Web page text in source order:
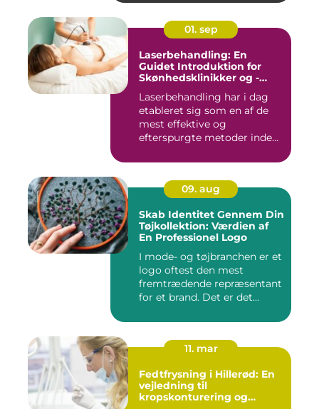
01. sep
Laserbehandling: En
Guidet Introduktion for
Skønhedsklinikker og -
Laserbehandling har i dag
etableret sig som en af de
mest effektive og
efterspurgte metoder inden
09. aug
Skab Identitet Gennem Din
Tøjkollektion: Værdien af
En Professionel Logo
I mode- og tøjbranchen er et
logo oftest den mest
fremtrædende repræsentant
for et brand. Det er det...
11. mar
Fedtfrysning i Hillerød: En
vejledning til
kropskonturering og